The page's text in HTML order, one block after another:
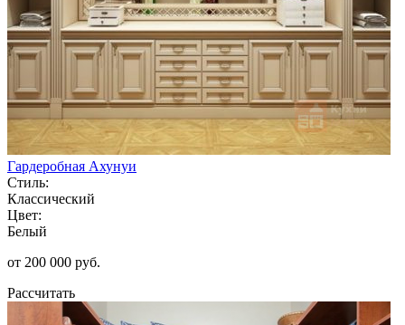
Гардеробная Ахунуи
Стиль:
Классический
Цвет:
Белый
от 200 000 руб.
Рассчитать